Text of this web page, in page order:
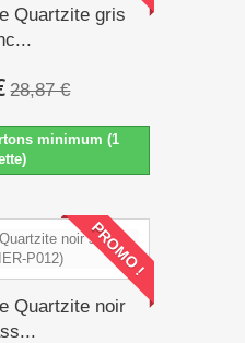
Quartzite gris
28,87 €
minimum (1
PROMO !
Quartzite noir